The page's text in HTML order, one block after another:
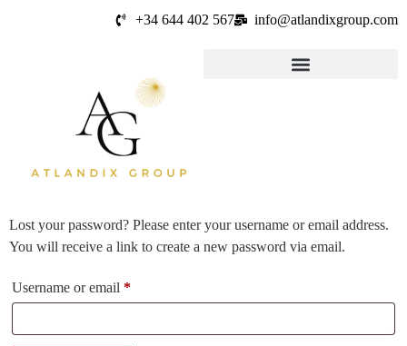
+34 644 402 567 info@atlandixgroup.com
Lost your password? Please enter your username or email address.
You will receive a link to create a new password via email.
Username or email *